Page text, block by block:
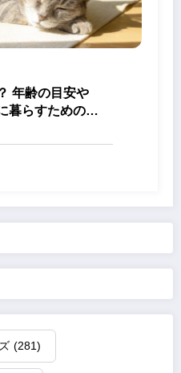
年齢の目安や
暮らすためのケ
(281)